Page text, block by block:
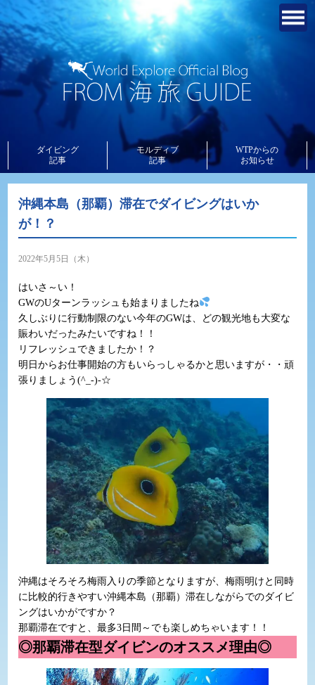
ダイビング
記事
モルディブ
記事
WTPからの
お知らせ
沖縄本島（那覇）滞在でダイビングはいか
が！？
2022年5月5日（木）
はいさ～い！
GWのUターンラッシュも始まりましたね
久しぶりに行動制限のない今年のGWは、どの観光地も大変な
賑わいだったみたいですね！！
リフレッシュできましたか！？
明日からお仕事開始の方もいらっしゃるかと思いますが・・頑
張りましょう(^_-)-☆
沖縄はそろそろ梅雨入りの季節となりますが、梅雨明けと同時
に比較的行きやすい沖縄本島（那覇）滞在しながらでのダイビ
ングはいかがですか？
那覇滞在ですと、最多3日間～でも楽しめちゃいます！！
◎那覇滞在型ダイビンのオススメ理由◎